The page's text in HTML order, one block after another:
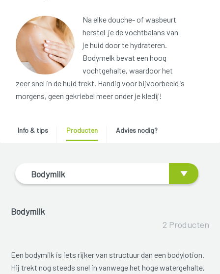
Na elke douche- of wasbeurt
herstel je de vochtbalans van
je huid door te hydrateren.
Bodymelk bevat een hoog
vochtgehalte, waardoor het
zeer snel in de huid trekt. Handig voor bijvoorbeeld ’s
morgens, geen gekriebel meer onder je kledij!
Info & tips Producten Advies nodig?
Bodymilk
Bodymilk
2 Producten
Een bodymilk is iets rijker van structuur dan een bodylotion.
Hij trekt nog steeds snel in vanwege het hoge watergehalte,